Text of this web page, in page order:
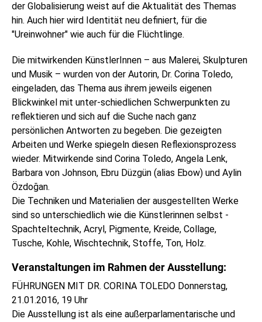
der Globalisierung weist auf die Aktualität des Themas
hin. Auch hier wird Identität neu definiert, für die
"Ureinwohner" wie auch für die Flüchtlinge.
Die mitwirkenden KünstlerInnen – aus Malerei, Skulpturen
und Musik – wurden von der Autorin, Dr. Corina Toledo,
eingeladen, das Thema aus ihrem jeweils eigenen
Blickwinkel mit unter-schiedlichen Schwerpunkten zu
reflektieren und sich auf die Suche nach ganz
persönlichen Antworten zu begeben. Die gezeigten
Arbeiten und Werke spiegeln diesen Reflexionsprozess
wieder. Mitwirkende sind Corina Toledo, Angela Lenk,
Barbara von Johnson, Ebru Düzgün (alias Ebow) und Aylin
Özdoğan.
Die Techniken und Materialien der ausgestellten Werke
sind so unterschiedlich wie die Künstlerinnen selbst -
Spachteltechnik, Acryl, Pigmente, Kreide, Collage,
Tusche, Kohle, Wischtechnik, Stoffe, Ton, Holz.
Veranstaltungen im Rahmen der Ausstellung:
FÜHRUNGEN MIT DR. CORINA TOLEDO Donnerstag,
21.01.2016, 19 Uhr
Die Ausstellung ist als eine außerparlamentarische und